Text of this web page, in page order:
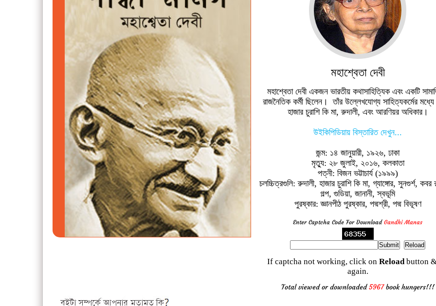
মহাশ্বেতা দেবী
মহাশ্বেতা দেবী একজন ভারতীয় কথাসাহিত্যিক এবং একটি
রাজনৈতিক কর্মী ছিলেন। তাঁর উল্লেখযোগ্য সাহিত্যকর্মের মধ্যে
হাজার চুরাশি কি মা, রুদালী, এবং আরণিয়র অধিকার।
উইকিপিডিয়ায় বিস্তারিত দেখুন...
জন্ম: ১৪ জানুয়ারী, ১৯২৬, ঢাকা
মৃত্যু: ২৮ জুলাই, ২০১৬, কলকাতা
পত্নী: বিজন ভট্টাচার্য (১৯৯৯)
চলচ্চিত্রগুলি: রুদালী, হাজার চুরাশি কি মা, গ্যাঙ্গোর, সুনগুর্শ, কবর
গল্প, গুডিয়া, জানানী, স্বভূমি
পুরষ্কার: জ্ঞানপীঠ পুরষ্কার, পদ্মশ্রী, পদ্ম বিভূষণ
Enter Captcha Code For Download Gandhi Manas
If captcha not working, click on Reloadbutton
again.
Total viewed or downloaded5967book hungers!!!